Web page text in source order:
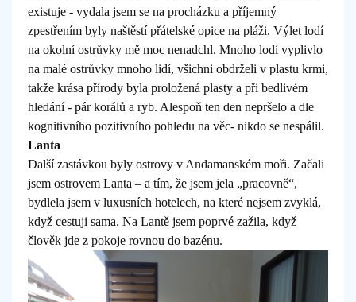
existuje - vydala jsem se na procházku a příjemný
zpestřením byly naštěstí přátelské opice na pláži. Výlet lodí
na okolní ostrůvky mě moc nenadchl. Mnoho lodí vyplivlo
na malé ostrůvky mnoho lidí, všichni obdrželi v plastu krmi,
takže krása přírody byla proložená plasty a při bedlivém
hledání - pár korálů a ryb. Alespoň ten den nepršelo a dle
kognitivního pozitivního pohledu na věc- nikdo se nespálil.
Lanta
Další zastávkou byly ostrovy v Andamanském moři. Začali
jsem ostrovem Lanta – a tím, že jsem jela „pracovně“,
bydlela jsem v luxusních hotelech, na které nejsem zvyklá,
když cestuji sama. Na Lantě jsem poprvé zažila, když
člověk jde z pokoje rovnou do bazénu.